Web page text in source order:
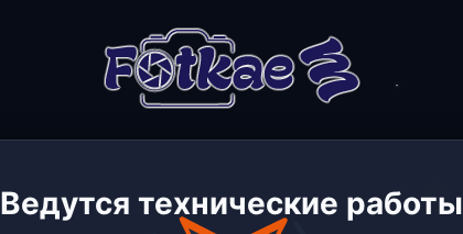
Ведутся технические работы